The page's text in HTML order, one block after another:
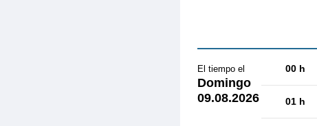
El tiempo el
Domingo
09.08.2026
00 h
01 h